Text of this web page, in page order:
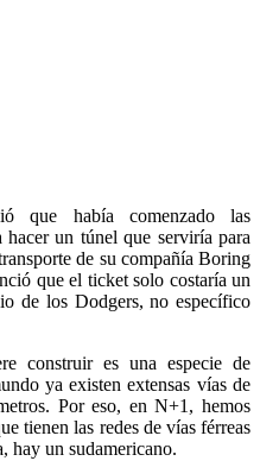
que había comenzado las
un túnel que serviría para
de su compañía Boring
que el ticket solo costaría un
de los Dodgers, no específico
construir es una especie de
ya existen extensas vías de
Por eso, en N+1, hemos
tienen las redes de vías férreas
hay un sudamericano.